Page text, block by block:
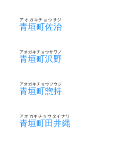
青垣町佐治
アオガキチョウサジ
青垣町沢野
アオガキチョウサワノ
青垣町惣持
アオガキチョウソウジ
青垣町田井縄
アオガキチョウタイナワ